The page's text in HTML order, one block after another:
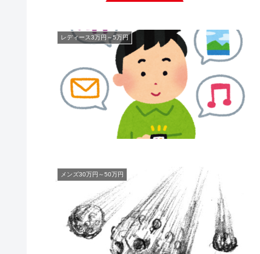
レディース3万円～5万円
メンズ30万円～50万円